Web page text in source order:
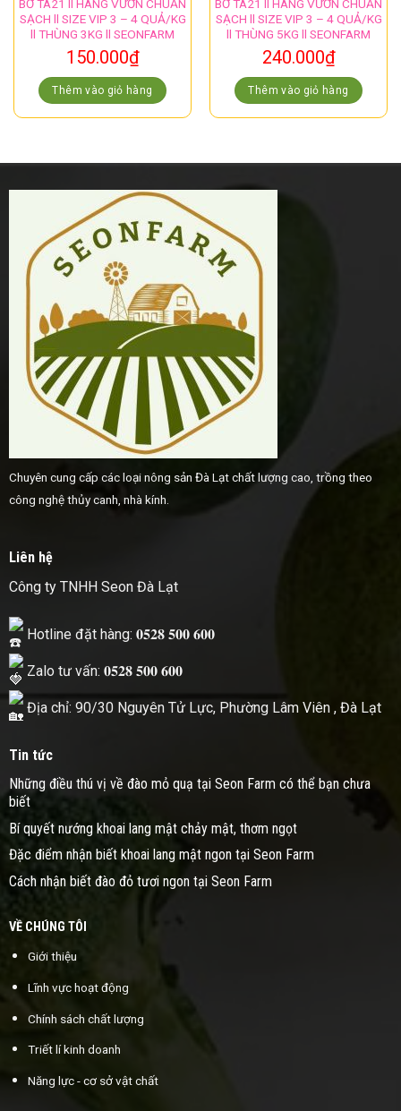
BƠ TA21 ll HÀNG VƯỜN CHUẨN
SẠCH ll SIZE VIP 3 – 4 QUẢ/KG
ll THÙNG 3KG ll SEONFARM
150.000₫
Thêm vào giỏ hàng
BƠ TA21 ll HÀNG VƯỜN CHUẨN
SẠCH ll SIZE VIP 3 – 4 QUẢ/KG
ll THÙNG 5KG ll SEONFARM
240.000₫
Thêm vào giỏ hàng
Chuyên cung cấp các loại nông sản Đà Lạt chất lượng cao, trồng theo
công nghệ thủy canh, nhà kính.
Liên hệ
Công ty TNHH Seon Đà Lạt
Hotline đặt hàng: 𝟎𝟓𝟐𝟖 𝟓𝟎𝟎 𝟔𝟎𝟎
Zalo tư vấn: 𝟎𝟓𝟐𝟖 𝟓𝟎𝟎 𝟔𝟎𝟎
Địa chỉ: 90/30 Nguyên Tử Lực, Phường Lâm Viên , Đà Lạt
Tin tức
Những điều thú vị về đào mỏ quạ tại Seon Farm có thể bạn chưa
biết
Bí quyết nướng khoai lang mật chảy mật, thơm ngọt
Đặc điểm nhận biết khoai lang mật ngon tại Seon Farm
Cách nhận biết đào đỏ tươi ngon tại Seon Farm
VỀ CHÚNG TÔI
Giới thiệu
Lĩnh vực hoạt động
Chính sách chất lượng
Triết lí kinh doanh
Năng lực - cơ sở vật chất